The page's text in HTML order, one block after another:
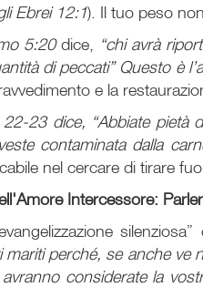
Ebrei 12:1). Il tuo peso
5:20dice,
“chi avrà
di peccati” Questo è
e la
23 dice, “Abbiate
contaminata dalla
nel cercare di tirare
Intercessore:
perché, se anche ve
considerate la